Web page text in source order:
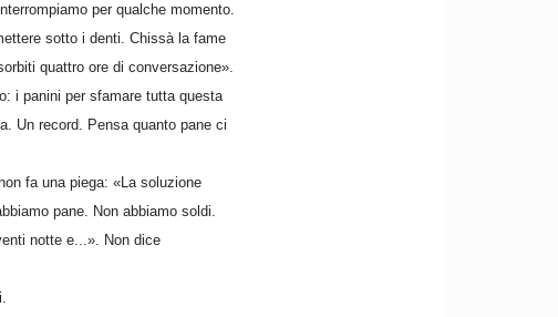
per qualche momento.
sotto i denti. Chissà la fame
quattro ore di conversazione».
i panini per sfamare tutta questa
Un record. Pensa quanto pane ci
fa una piega: «La soluzione
pane. Non abbiamo soldi.
notte e...». Non dice